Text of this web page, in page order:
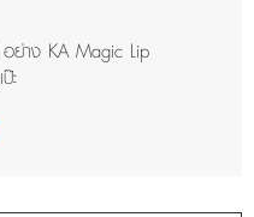
ย่าง KA Magic Lip
ะ